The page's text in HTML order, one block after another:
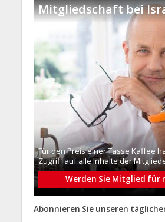
Mitgliedschaft bei
Für den Preis einer Tasse Kaffee
Zugriff auf alle Inhalte der
Werden Sie Mitglied für
Abonnieren Sie unseren